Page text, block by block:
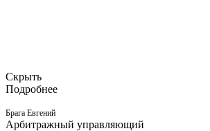
Скрыть
Подробнее
Брага Евгений
Арбитражный управляющий